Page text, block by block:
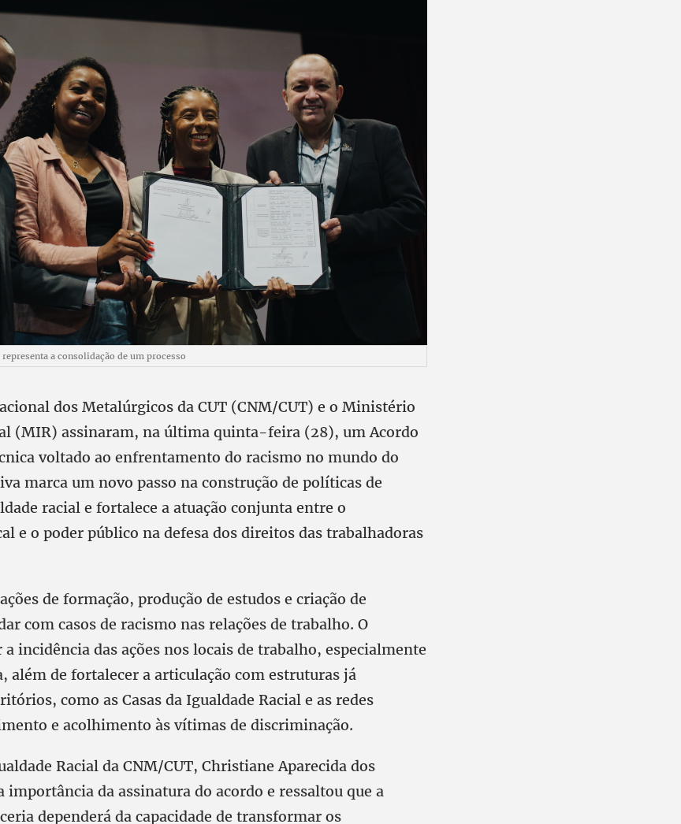
a consolidação de um processo
dos Metalúrgicos da CUT (CNM/CUT) e o Ministério
(MIR) assinaram, na última quinta-feira (28), um Acordo
voltado ao enfrentamento do racismo no mundo do
marca um novo passo na construção de políticas de
racial e fortalece a atuação conjunta entre o
e o poder público na defesa dos direitos das trabalhadoras
de formação, produção de estudos e criação de
com casos de racismo nas relações de trabalho. O
incidência das ações nos locais de trabalho, especialmente
além de fortalecer a articulação com estruturas já
como as Casas da Igualdade Racial e as redes
e acolhimento às vítimas de discriminação.
Racial da CNM/CUT, Christiane Aparecida dos
importância da assinatura do acordo e ressaltou que a
dependerá da capacidade de transformar os